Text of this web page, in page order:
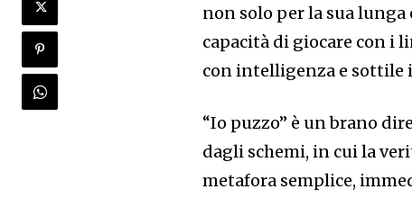
non solo per la sua
capacità di giocare con i
con intelligenza e sottile
“Io puzzo” è un brano
dagli schemi, in cui la
metafora semplice,